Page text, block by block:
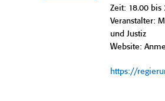
Zeit: 18.00 bis
Veranstalter:
und Justiz
Website:
https://